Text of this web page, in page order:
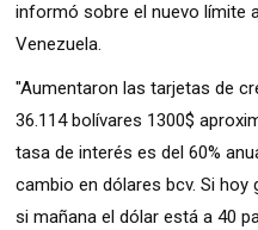
informó sobre el nuevo límite
Venezuela.
"Aumentaron las tarjetas de
36.114 bolívares 1300$
tasa de interés es del 60%
cambio en dólares bcv. Si hoy
si mañana el dólar está a 40